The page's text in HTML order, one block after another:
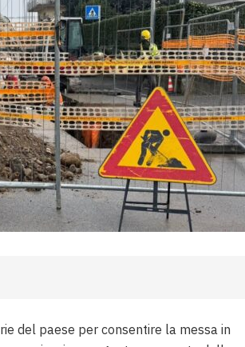
del paese per consentire la messa in